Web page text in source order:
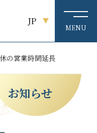
JP
の営業時間延長
お知らせ